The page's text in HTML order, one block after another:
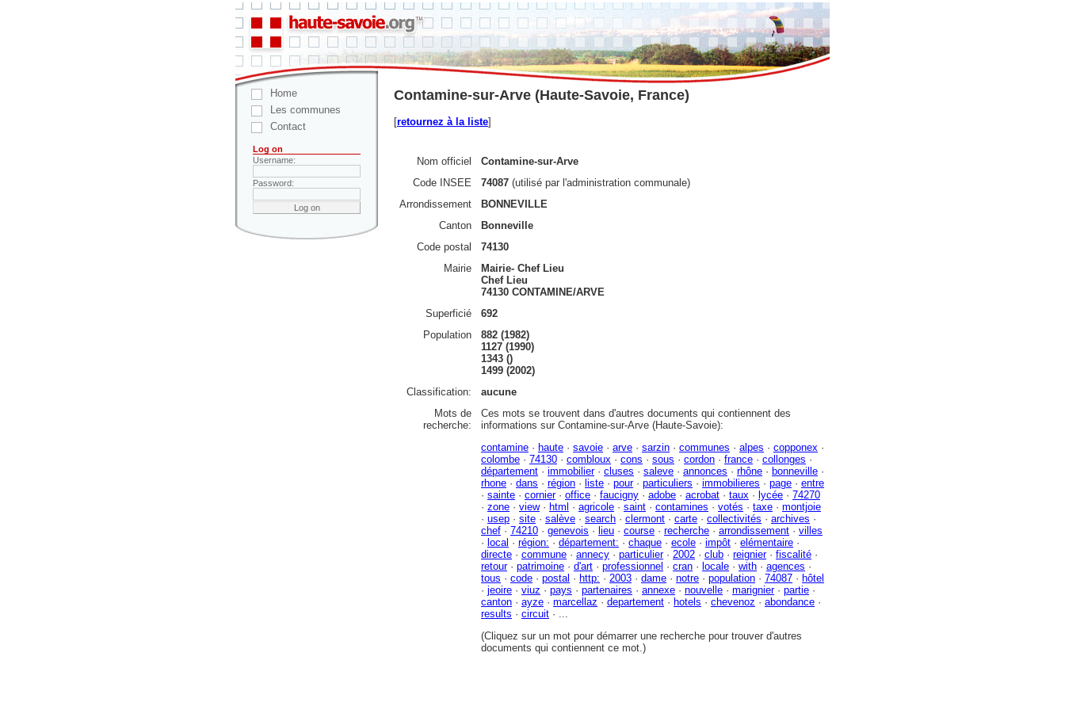
Home
Les communes
Contact
Log on
Username:
Password:
Contamine-sur-Arve (Haute-Savoie, France)
[retournez à la liste]
Nom officiel
Contamine-sur-Arve
Code INSEE
74087 (utilisé par l'administration communale)
Arrondissement
BONNEVILLE
Canton
Bonneville
Code postal
74130
Mairie
Mairie- Chef Lieu
Chef Lieu
74130 CONTAMINE/ARVE
Superficié
692
Population
882 (1982)
1127 (1990)
1343 ()
1499 (2002)
Classification:
aucune
Mots de
recherche:
Ces mots se trouvent dans d'autres documents qui contiennent des
informations sur Contamine-sur-Arve (Haute-Savoie):
contamine · haute · savoie · arve · sarzin · communes · alpes · copponex ·
colombe · 74130 · combloux · cons · sous · cordon · france · collonges ·
département · immobilier· cluses · saleve · annonces · rhône · bonneville ·
rhone · dans · région · liste · pour· particuliers · immobilieres · page · entre
· sainte · cornier· office · faucigny · adobe · acrobat · taux · lycée · 74270
· zone · view· html · agricole · saint · contamines · votés · taxe · montjoie
· usep · site · salève · search · clermont · carte · collectivités · archives ·
chef · 74210 · genevois · lieu · course · recherche · arrondissement · villes
· local · région: · département: · chaque · ecole · impôt · elémentaire ·
directe · commune · annecy · particulier· 2002 · club · reignier· fiscalité ·
retour· patrimoine · d'art · professionnel · cran · locale · with · agences ·
tous · code · postal · http: · 2003 · dame · notre · population · 74087 · hôtel
· jeoire · viuz · pays · partenaires · annexe · nouvelle · marignier· partie ·
canton · ayze · marcellaz · departement · hotels · chevenoz · abondance ·
results · circuit · ...
(Cliquez sur un mot pour démarrer une recherche pour trouver d'autres
documents qui contiennent ce mot.)